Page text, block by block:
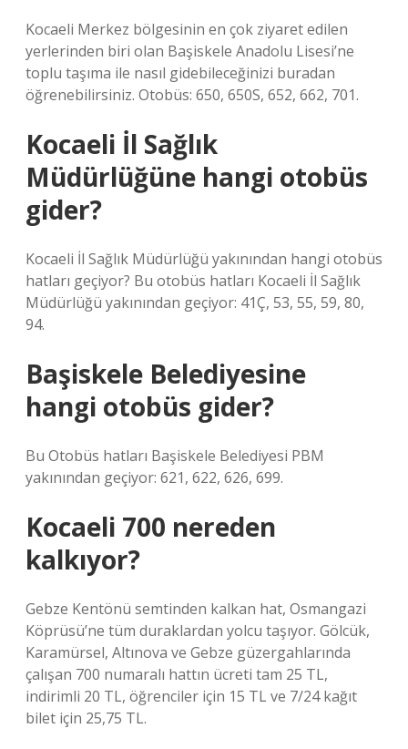
Kocaeli Merkez bölgesinin en çok ziyaret edilen
yerlerinden biri olan Başiskele Anadolu Lisesi’ne
toplu taşıma ile nasıl gidebileceğinizi buradan
öğrenebilirsiniz. Otobüs: 650, 650S, 652, 662, 701.
Kocaeli İl Sağlık
Müdürlüğüne hangi otobüs
gider?
Kocaeli İl Sağlık Müdürlüğü yakınından hangi otobüs
hatları geçiyor? Bu otobüs hatları Kocaeli İl Sağlık
Müdürlüğü yakınından geçiyor: 41Ç, 53, 55, 59, 80,
94.
Başiskele Belediyesine
hangi otobüs gider?
Bu Otobüs hatları Başiskele Belediyesi PBM
yakınından geçiyor: 621, 622, 626, 699.
Kocaeli 700 nereden
kalkıyor?
Gebze Kentönü semtinden kalkan hat, Osmangazi
Köprüsü’ne tüm duraklardan yolcu taşıyor. Gölcük,
Karamürsel, Altınova ve Gebze güzergahlarında
çalışan 700 numaralı hattın ücreti tam 25 TL,
indirimli 20 TL, öğrenciler için 15 TL ve 7/24 kağıt
bilet için 25,75 TL.